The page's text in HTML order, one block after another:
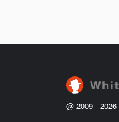
@ 2009 - 2026